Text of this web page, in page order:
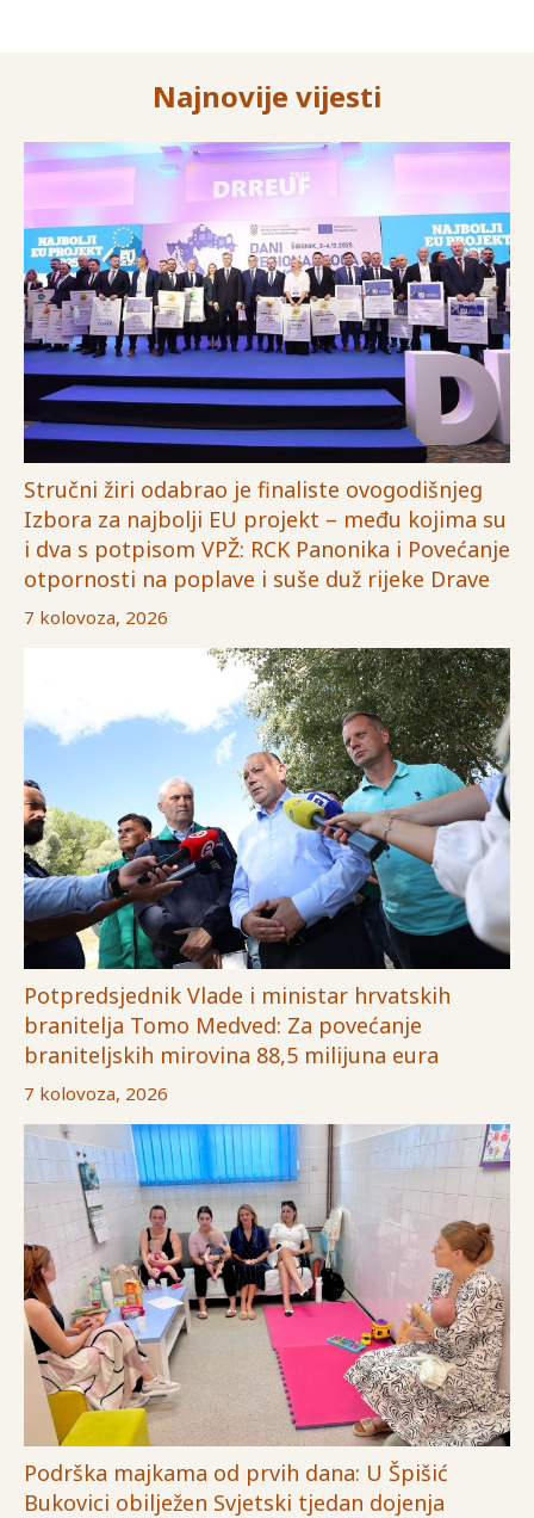
Najnovije vijesti
Stručni žiri odabrao je finaliste ovogodišnjeg
Izbora za najbolji EU projekt – među kojima su
i dva s potpisom VPŽ: RCK Panonika i Povećanje
otpornosti na poplave i suše duž rijeke Drave
7 kolovoza, 2026
Potpredsjednik Vlade i ministar hrvatskih
branitelja Tomo Medved: Za povećanje
braniteljskih mirovina 88,5 milijuna eura
7 kolovoza, 2026
Podrška majkama od prvih dana: U Špišić
Bukovici obilježen Svjetski tjedan dojenja